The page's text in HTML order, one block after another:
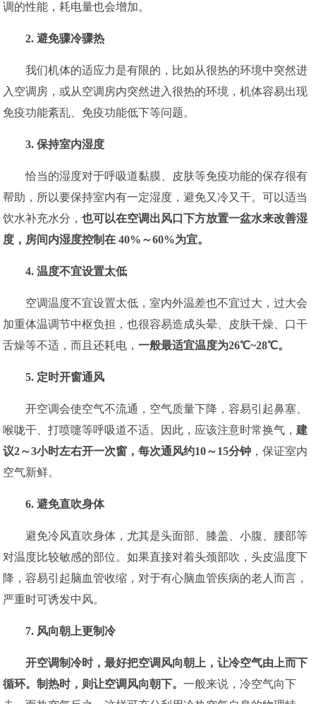
调的性能，耗电量也会增加。
2. 避免骤冷骤热
我们机体的适应力是有限的，比如从很热的环境中突然进
入空调房，或从空调房内突然进入很热的环境，机体容易出现
免疫功能紊乱、免疫功能低下等问题。
3. 保持室内湿度
恰当的湿度对于呼吸道黏膜、皮肤等免疫功能的保存很有
帮助，所以要保持室内有一定湿度，避免又冷又干。可以适当
饮水补充水分，也可以在空调出风口下方放置一盆水来改善湿
度，房间内湿度控制在 40%～60%为宜。
4. 温度不宜设置太低
空调温度不宜设置太低，室内外温差也不宜过大，过大会
加重体温调节中枢负担，也很容易造成头晕、皮肤干燥、口干
舌燥等不适，而且还耗电，一般最适宜温度为26℃~28℃。
5. 定时开窗通风
开空调会使空气不流通，空气质量下降，容易引起鼻塞、
喉咙干、打喷嚏等呼吸道不适。因此，应该注意时常换气，建
议2～3小时左右开一次窗，每次通风约10～15分钟 ，保证室内
空气新鲜。
6. 避免直吹身体
避免冷风直吹身体，尤其是头面部、膝盖、小腹、腰部等
对温度比较敏感的部位。如果直接对着头颈部吹，头皮温度下
降，容易引起脑血管收缩，对于有心脑血管疾病的老人而言，
严重时可诱发中风。
7. 风向朝上更制冷
开空调制冷时，最好把空调风向朝上，让冷空气由上而下
循环。制热时，则让空调风向朝下。一般来说，冷空气向下